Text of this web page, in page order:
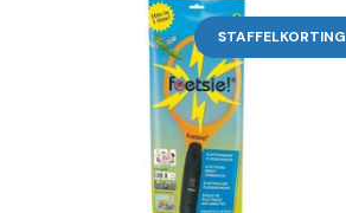
STAFFELKORTING